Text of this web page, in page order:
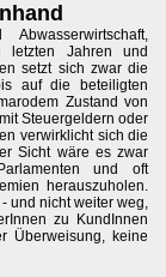
letzten Jahren und
setzt sich zwar die
auf die beteiligten
Zustand von
Steuergeldern oder
verwirklicht sich die
Sicht wäre es zwar
und oft
herauszuholen.
und nicht weiter weg,
zu KundInnen
Überweisung, keine